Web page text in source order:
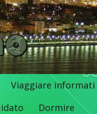
Viaggiare informati
Dormire